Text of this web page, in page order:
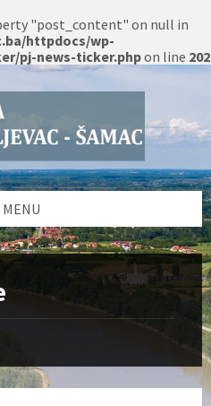
"post_content" on null in
httpdocs/wp-
pj-news-ticker.phpon line 202
MENU